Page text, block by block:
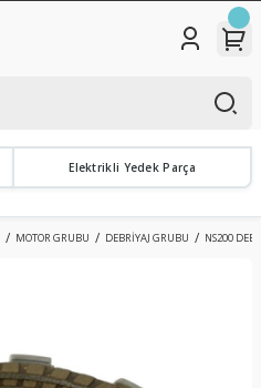
Elektrikli Yedek Parça
MOTOR GRUBU DEBRİYAJ GRUBU NS200